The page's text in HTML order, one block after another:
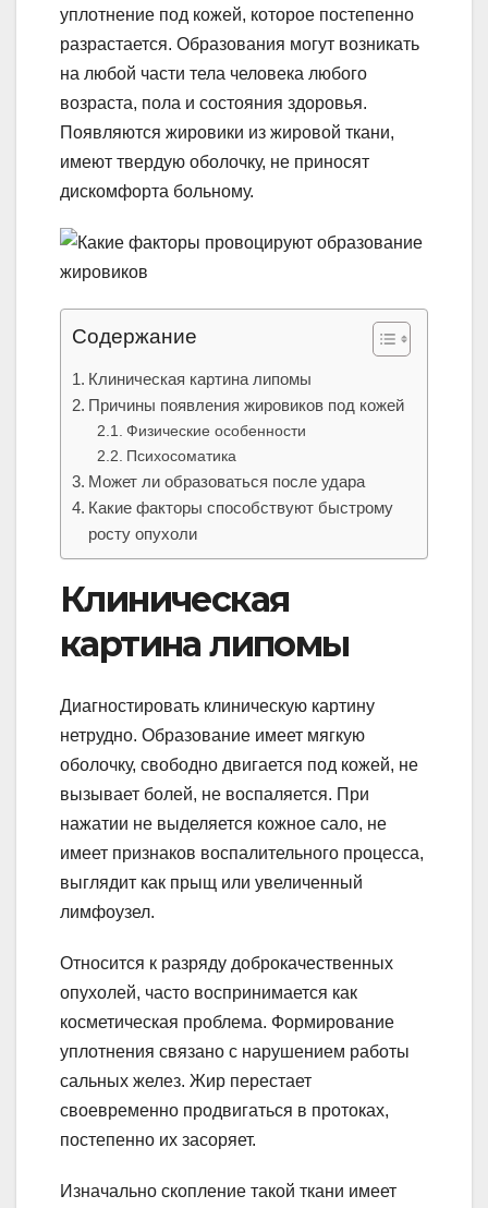
уплотнение под кожей, которое постепенно
разрастается. Образования могут возникать
на любой части тела человека любого
возраста, пола и состояния здоровья.
Появляются жировики из жировой ткани,
имеют твердую оболочку, не приносят
дискомфорта больному.
Содержание
Клиническая картина липомы
Причины появления жировиков под кожей
Физические особенности
Психосоматика
Может ли образоваться после удара
Какие факторы способствуют быстрому
росту опухоли
Клиническая
картина липомы
Диагностировать клиническую картину
нетрудно. Образование имеет мягкую
оболочку, свободно двигается под кожей, не
вызывает болей, не воспаляется. При
нажатии не выделяется кожное сало, не
имеет признаков воспалительного процесса,
выглядит как прыщ или увеличенный
лимфоузел.
Относится к разряду доброкачественных
опухолей, часто воспринимается как
косметическая проблема. Формирование
уплотнения связано с нарушением работы
сальных желез. Жир перестает
своевременно продвигаться в протоках,
постепенно их засоряет.
Изначально скопление такой ткани имеет